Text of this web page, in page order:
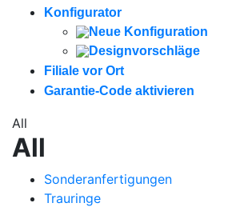
Konfigurator
Neue Konfiguration
Designvorschläge
Filiale vor Ort
Garantie-Code aktivieren
All
All
Sonderanfertigungen
Trauringe